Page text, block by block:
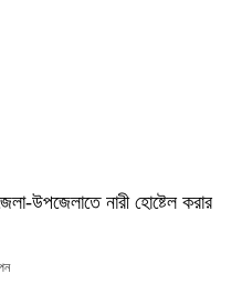
উপজেলাতে নারী হোষ্টেল করার